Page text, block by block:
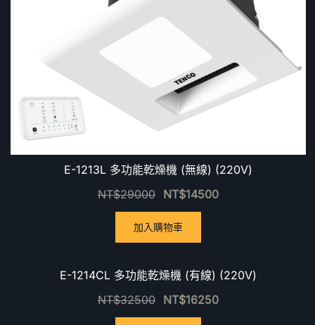
E-1213L 多功能乾燥機 (無線) (220V)
NT$29000 NT$14500
加入購物車
優惠中！E-1214CL 多功能乾燥機 (有線) (220V)
NT$32500 NT$16250